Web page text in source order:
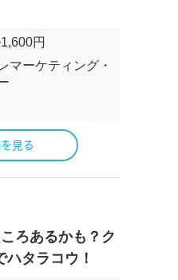
円
マーケティング・
見る
ろあるかも？ク
ハタラコウ！